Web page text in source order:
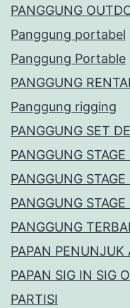
PANGGUNG
Panggung portabel
Panggung Portable
PANGGUNG
Panggung rigging
PANGGUNG SET
PANGGUNG
PANGGUNG
PANGGUNG
PANGGUNG
PAPAN PENUNJUK
PAPAN SIG IN SIG
PARTISI